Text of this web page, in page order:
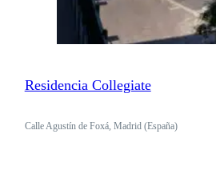
Residencia Collegiate
Calle Agustín de Foxá, Madrid (España)